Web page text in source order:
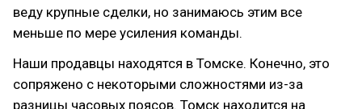
веду крупные сделки, но занимаюсь этим все
меньше по мере усиления команды.
Наши продавцы находятся в Томске. Конечно, это
сопряжено с некоторыми сложностями из-за
разницы часовых поясов. Томск находится на